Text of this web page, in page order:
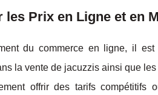
les Prix en Ligne et en
du commerce en ligne, il
la vente de jacuzzis ainsi que
offrir des tarifs compétitifs